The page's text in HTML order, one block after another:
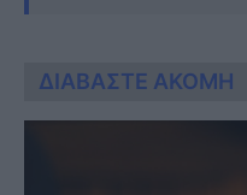
ΔΙΑΒΑΣΤΕ ΑΚΟΜΗ